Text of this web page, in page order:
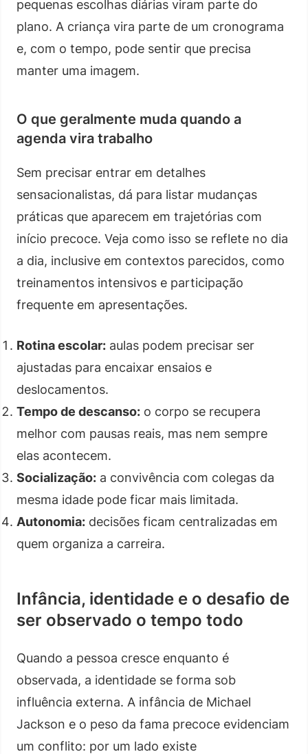
pequenas escolhas diárias viram parte do
plano. A criança vira parte de um cronograma
e, com o tempo, pode sentir que precisa
manter uma imagem.
O que geralmente muda quando a
agenda vira trabalho
Sem precisar entrar em detalhes
sensacionalistas, dá para listar mudanças
práticas que aparecem em trajetórias com
início precoce. Veja como isso se reflete no dia
a dia, inclusive em contextos parecidos, como
treinamentos intensivos e participação
frequente em apresentações.
Rotina escolar: aulas podem precisar ser
ajustadas para encaixar ensaios e
deslocamentos.
Tempo de descanso: o corpo se recupera
melhor com pausas reais, mas nem sempre
elas acontecem.
Socialização: a convivência com colegas da
mesma idade pode ficar mais limitada.
Autonomia: decisões ficam centralizadas em
quem organiza a carreira.
Infância, identidade e o desafio de
ser observado o tempo todo
Quando a pessoa cresce enquanto é
observada, a identidade se forma sob
influência externa. A infância de Michael
Jackson e o peso da fama precoce evidenciam
um conflito: por um lado existe